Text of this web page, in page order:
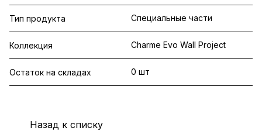
Тип продукта Специальные части
Коллекция Charme Evo Wall Project
Остаток на складах 0 шт
Назад к списку